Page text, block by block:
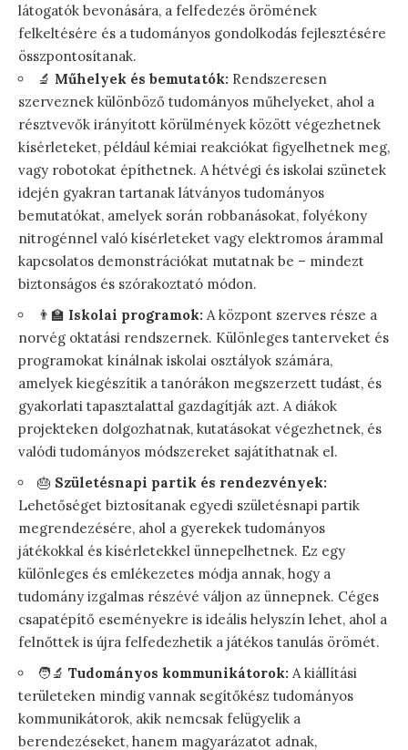
látogatók bevonására, a felfedezés örömének
felkeltésére és a tudományos gondolkodás fejlesztésére
összpontosítanak.
🔬 Műhelyek és bemutatók: Rendszeresen
szerveznek különböző tudományos műhelyeket, ahol a
résztvevők irányított körülmények között végezhetnek
kísérleteket, például kémiai reakciókat figyelhetnek meg,
vagy robotokat építhetnek. A hétvégi és iskolai szünetek
idején gyakran tartanak látványos tudományos
bemutatókat, amelyek során robbanásokat, folyékony
nitrogénnel való kísérleteket vagy elektromos árammal
kapcsolatos demonstrációkat mutatnak be – mindezt
biztonságos és szórakoztató módon.
👨‍🏫 Iskolai programok: A központ szerves része a
norvég oktatási rendszernek. Különleges tanterveket és
programokat kínálnak iskolai osztályok számára,
amelyek kiegészítik a tanórákon megszerzett tudást, és
gyakorlati tapasztalattal gazdagítják azt. A diákok
projekteken dolgozhatnak, kutatásokat végezhetnek, és
valódi tudományos módszereket sajátíthatnak el.
🎂 Születésnapi partik és rendezvények:
Lehetőséget biztosítanak egyedi születésnapi partik
megrendezésére, ahol a gyerekek tudományos
játékokkal és kísérletekkel ünnepelhetnek. Ez egy
különleges és emlékezetes módja annak, hogy a
tudomány izgalmas részévé váljon az ünnepnek. Céges
csapatépítő eseményekre is ideális helyszín lehet, ahol a
felnőttek is újra felfedezhetik a játékos tanulás örömét.
🧑‍🔬 Tudományos kommunikátorok: A kiállítási
területeken mindig vannak segítőkész tudományos
kommunikátorok, akik nemcsak felügyelik a
berendezéseket, hanem magyarázatot adnak,